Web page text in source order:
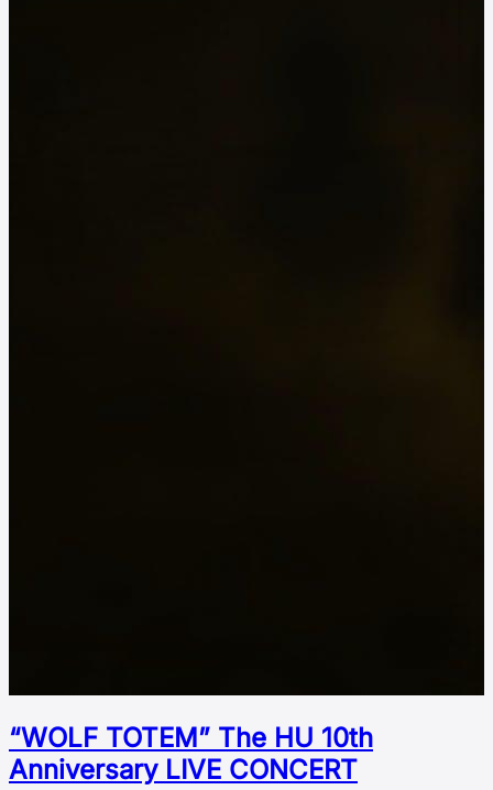
“WOLF TOTEM” The HU 10th
Аnniversary LIVE CONCERT